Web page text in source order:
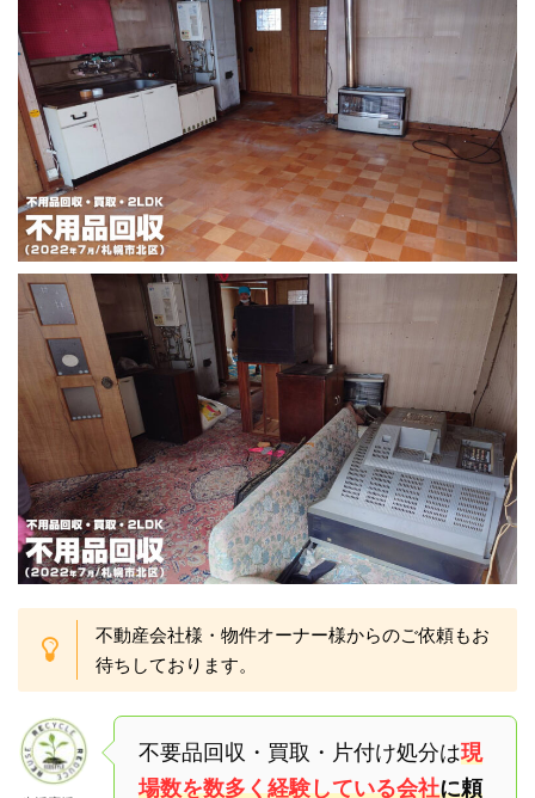
不動産会社様・物件オーナー様からのご依頼もお
待ちしております。
不要品回収・買取・片付け処分は現
場数を数多く経験している会社に頼